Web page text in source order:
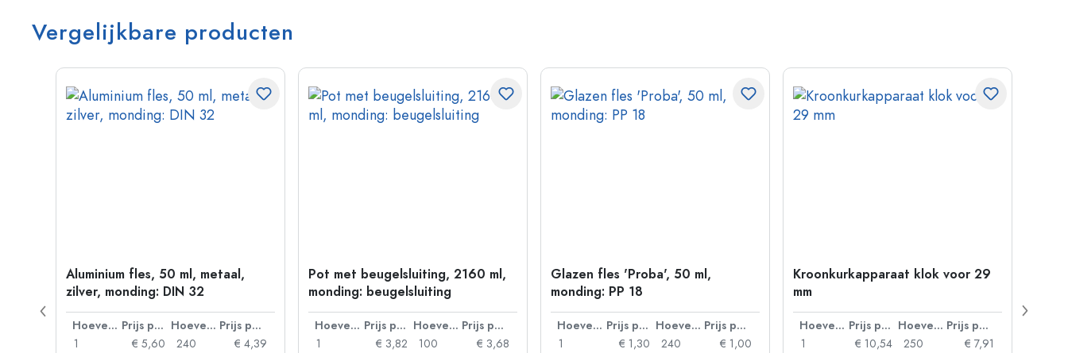
Vergelijkbare producten
Aluminium fles, 50 ml, metaal,
zilver, monding: DIN 32
Hoeveelheid Prijs per eenheid Hoeveelheid
Prijs per eenheid
1
€ 5,60
240
€ 4,39
Pot met beugelsluiting, 2160 ml,
monding: beugelsluiting
Hoeveelheid Prijs per eenheid Hoeveelheid
Prijs per eenheid
1
€ 3,82
100
€ 3,68
Glazen fles 'Proba', 50 ml,
monding: PP 18
Hoeveelheid Prijs per eenheid Hoeveelheid
Prijs per eenheid
1
€ 1,30
240
€ 1,00
Kroonkurkapparaat klok voor 29
mm
Hoeveelheid Prijs per eenheid Hoeveelheid
Prijs per eenheid
1
€ 10,54
250
€ 7,91